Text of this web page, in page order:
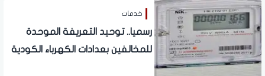
خدمات
رسميا.. توحيد التعريفة الموحدة
للمخالفين بعدادات الكهرباء الكودية